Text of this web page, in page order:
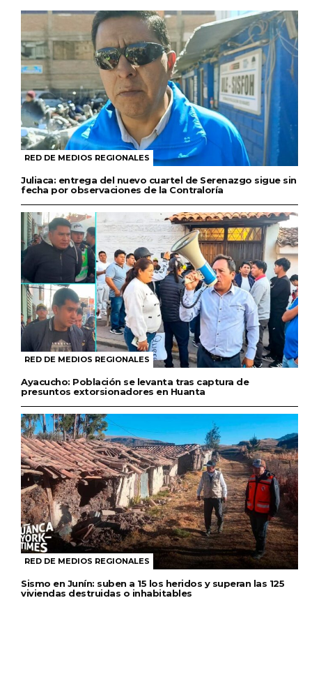
RED DE MEDIOS REGIONALES
Juliaca: entrega del nuevo cuartel de Serenazgo sigue sin
fecha por observaciones de la Contraloría
RED DE MEDIOS REGIONALES
Ayacucho: Población se levanta tras captura de
presuntos extorsionadores en Huanta
RED DE MEDIOS REGIONALES
Sismo en Junín: suben a 15 los heridos y superan las 125
viviendas destruidas o inhabitables